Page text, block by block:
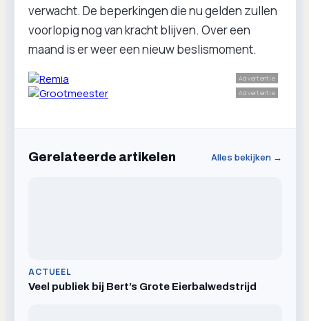
verwacht. De beperkingen die nu gelden zullen
voorlopig nog van kracht blijven. Over een
maand is er weer een nieuw beslismoment.
Advertentie
Advertentie
Gerelateerde artikelen Alles bekijken →
ACTUEEL
Veel publiek bij Bert’s Grote Eierbalwedstrijd